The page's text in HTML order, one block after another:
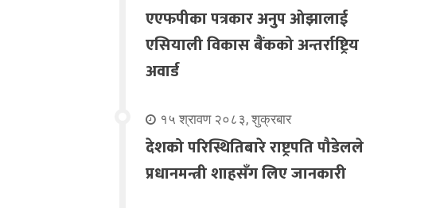
एएफपीका पत्रकार अनुप ओझालाई
एसियाली विकास बैंकको अन्तर्राष्ट्रिय
अवार्ड
१५ श्रावण २०८३, शुक्रबार
देशको परिस्थितिबारे राष्ट्रपति पौडेलले
प्रधानमन्त्री शाहसँग लिए जानकारी